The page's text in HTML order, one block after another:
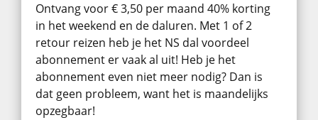
Ontvang voor € 3,50 per maand 40% korting
in het weekend en de daluren. Met 1 of 2
retour reizen heb je het NS dal voordeel
abonnement er vaak al uit! Heb je het
abonnement even niet meer nodig? Dan is
dat geen probleem, want het is maandelijks
opzegbaar!